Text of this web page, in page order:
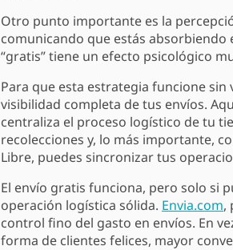
Otro punto importante es la
comunicando que estás absorbiendo
“gratis” tiene un efecto psicológico
Para que esta estrategia funcione
visibilidad completa de tus envíos.
centraliza el proceso logístico de tu
recolecciones y, lo más importante,
Libre, puedes sincronizar tus
El envío gratis funciona, pero solo si
operación logística sólida. Envia.com,
control fino del gasto en envíos. En
forma de clientes felices, mayor